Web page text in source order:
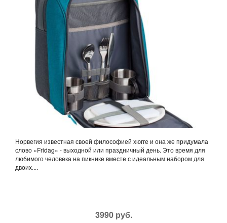
Норвегия известная своей философией хюгге и она же придумала
слово «Fridag» - выходной или праздничный день. Это время для
любимого человека на пикнике вместе с идеальным набором для
двоих....
3990 руб.